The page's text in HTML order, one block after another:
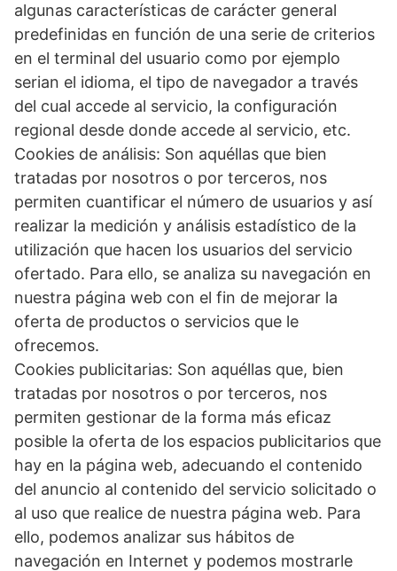
algunas características de carácter general
predefinidas en función de una serie de criterios
en el terminal del usuario como por ejemplo
serian el idioma, el tipo de navegador a través
del cual accede al servicio, la configuración
regional desde donde accede al servicio, etc.
Cookies de análisis: Son aquéllas que bien
tratadas por nosotros o por terceros, nos
permiten cuantificar el número de usuarios y así
realizar la medición y análisis estadístico de la
utilización que hacen los usuarios del servicio
ofertado. Para ello, se analiza su navegación en
nuestra página web con el fin de mejorar la
oferta de productos o servicios que le
ofrecemos.
Cookies publicitarias: Son aquéllas que, bien
tratadas por nosotros o por terceros, nos
permiten gestionar de la forma más eficaz
posible la oferta de los espacios publicitarios que
hay en la página web, adecuando el contenido
del anuncio al contenido del servicio solicitado o
al uso que realice de nuestra página web. Para
ello, podemos analizar sus hábitos de
navegación en Internet y podemos mostrarle